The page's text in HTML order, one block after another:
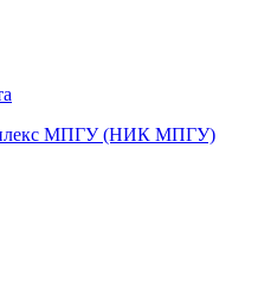
МПГУ (НИК МПГУ)